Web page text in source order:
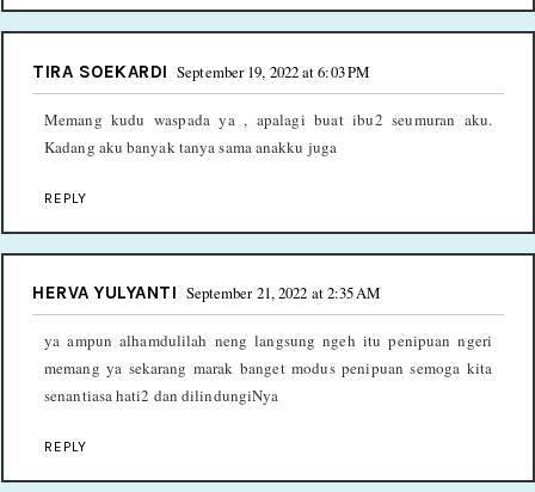
TIRA SOEKARDI September 19, 2022 at 6:03 PM
Memang kudu waspada ya , apalagi buat ibu2 seumuran aku.
Kadang aku banyak tanya sama anakku juga
REPLY
HERVA YULYANTI September 21, 2022 at 2:35 AM
ya ampun alhamdulilah neng langsung ngeh itu penipuan ngeri
memang ya sekarang marak banget modus penipuan semoga kita
senantiasa hati2 dan dilindungiNya
REPLY